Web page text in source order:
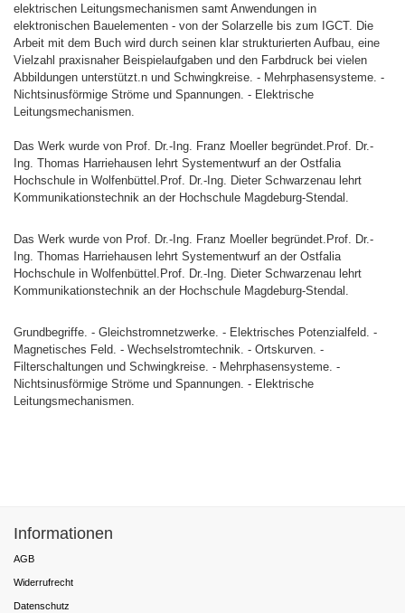
elektrischen Leitungsmechanismen samt Anwendungen in
elektronischen Bauelementen - von der Solarzelle bis zum IGCT. Die
Arbeit mit dem Buch wird durch seinen klar strukturierten Aufbau, eine
Vielzahl praxisnaher Beispielaufgaben und den Farbdruck bei vielen
Abbildungen unterstützt.n und Schwingkreise. - Mehrphasensysteme. -
Nichtsinusförmige Ströme und Spannungen. - Elektrische
Leitungsmechanismen.
Das Werk wurde von Prof. Dr.-Ing. Franz Moeller begründet.Prof. Dr.-
Ing. Thomas Harriehausen lehrt Systementwurf an der Ostfalia
Hochschule in Wolfenbüttel.Prof. Dr.-Ing. Dieter Schwarzenau lehrt
Kommunikationstechnik an der Hochschule Magdeburg-Stendal.
Das Werk wurde von Prof. Dr.-Ing. Franz Moeller begründet.Prof. Dr.-
Ing. Thomas Harriehausen lehrt Systementwurf an der Ostfalia
Hochschule in Wolfenbüttel.Prof. Dr.-Ing. Dieter Schwarzenau lehrt
Kommunikationstechnik an der Hochschule Magdeburg-Stendal.
Grundbegriffe. - Gleichstromnetzwerke. - Elektrisches Potenzialfeld. -
Magnetisches Feld. - Wechselstromtechnik. - Ortskurven. -
Filterschaltungen und Schwingkreise. - Mehrphasensysteme. -
Nichtsinusförmige Ströme und Spannungen. - Elektrische
Leitungsmechanismen.
Informationen
AGB
Widerrufrecht
Datenschutz